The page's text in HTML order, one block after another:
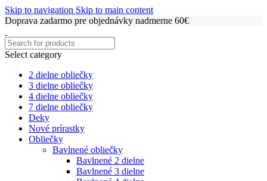
Skip to navigation Skip to main content
Doprava zadarmo pre objednávky nadmerne 60€
Select category
2 dielne obliečky
3 dielne obliečky
4 dielne obliečky
7 dielne obliečky
Deky
Nové prírastky
Obliečky
Bavlnené obliečky
Bavlnené 2 dielne
Bavlnené 3 dielne